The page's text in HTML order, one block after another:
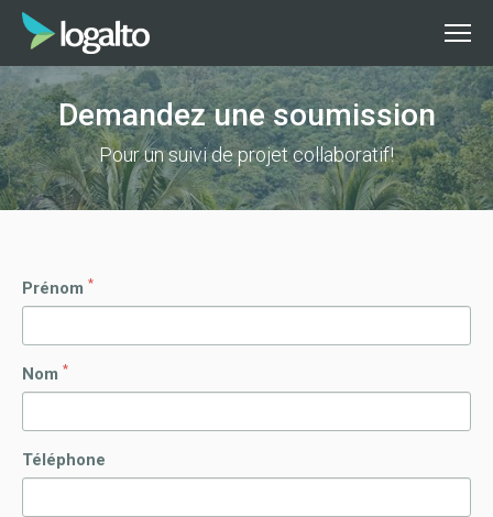
Demandez une soumission
Pour un suivi de projet collaboratif!
Prénom *
Nom *
Téléphone